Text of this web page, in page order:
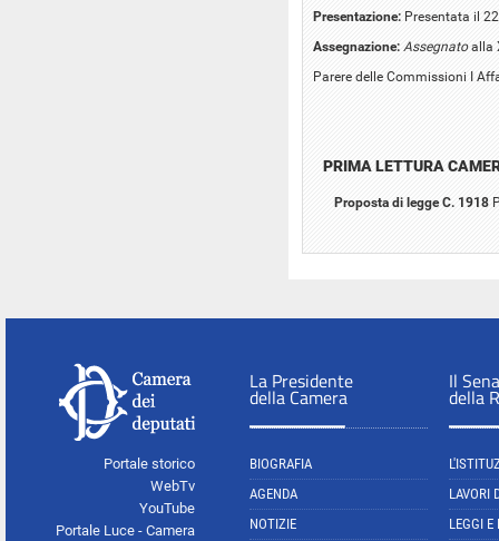
Presentazione: Presentata il
Assegnazione: Assegnatoalla
Parere delle Commissioni I
PRIMA LETTURA
Proposta di legge C. 1918
Portale storico
WebTv
YouTube
Portale Luce - Camera
La Presidente
della Camera
BIOGRAFIA
AGENDA
NOTIZIE
Il
della
LAVORI
LEGGI E